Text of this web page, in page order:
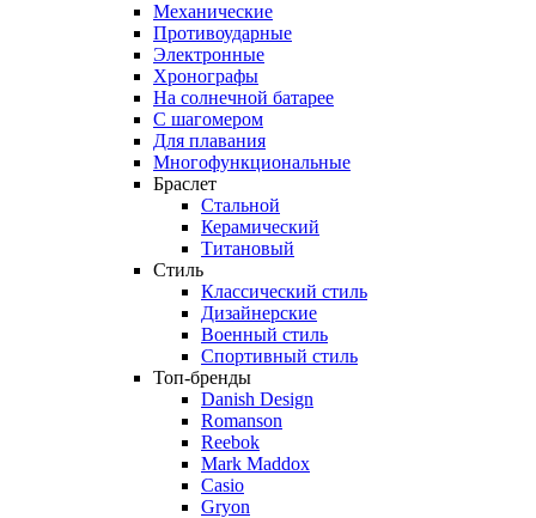
Механические
Противоударные
Электронные
Хронографы
На солнечной батарее
С шагомером
Для плавания
Многофункциональные
Браслет
Стальной
Керамический
Титановый
Стиль
Классический стиль
Дизайнерские
Военный стиль
Спортивный стиль
Топ-бренды
Danish Design
Romanson
Reebok
Mark Maddox
Casio
Gryon